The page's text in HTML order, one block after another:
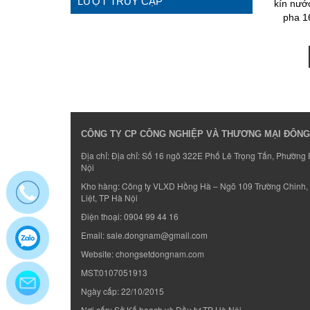
kín
pha
CÔNG TY CP CÔNG NGHIỆP VÀ THƯƠNG MẠI
Địa chỉ: Địa chỉ: Số 16 ngõ 322E Phố Lê Trọng Tấn, Phường
Nội
Kho hàng: Công ty VLXD Hồng Hà – Ngõ 109 Trường
Liệt, TP Hà Nội
Điện thoại:0904 99 44 16
Email:sale.dongnam@gmail.com
Website:chongsetdongnam.com
MST:0107051913
Ngày cấp: 22/10/2015